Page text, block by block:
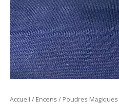
Accueil / Encens / Poudres Magiques